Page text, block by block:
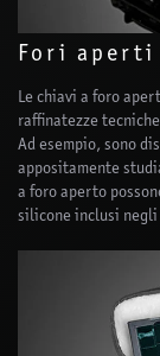
Fori aperti
Le chiavi a foro
raffinatezze
Ad esempio, sono
appositamente
a foro aperto
silicone inclusi negli